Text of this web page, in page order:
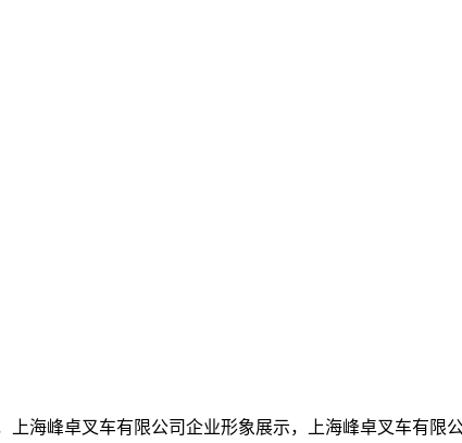
上海峰卓叉车有限公司企业形象展示，上海峰卓叉车有限